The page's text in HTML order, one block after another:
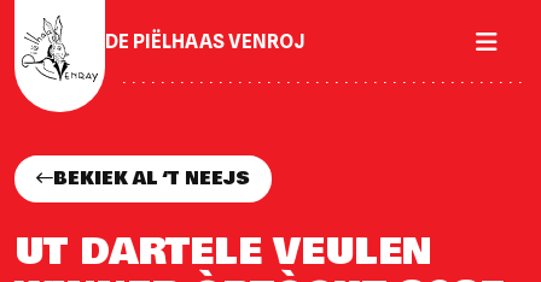
DE PIËLHAAS VENROJ
BEKIEK AL ‘T NEEJS
UT DARTELE VEULEN